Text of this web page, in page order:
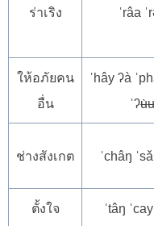
ร่าเริง ˈrâa
ให้อภัยคน
อื่น
ˈhây ʔà
ช่างสังเกต ˈchâŋ
ตั้งใจ
ˈtâŋ